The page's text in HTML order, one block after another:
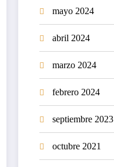
mayo 2024
abril 2024
marzo 2024
febrero 2024
septiembre 2023
octubre 2021